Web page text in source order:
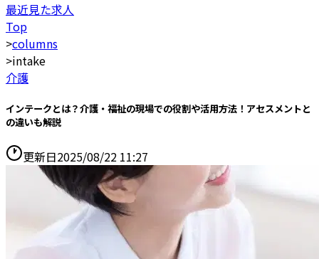
最近見た求人
Top
>columns
>intake
介護
インテークとは？介護・福祉の現場での役割や活用方法！アセスメントと
の違いも解説
更新日2025/08/22 11:27